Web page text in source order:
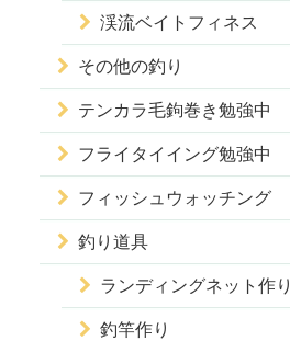
渓流ベイトフィネス
その他の釣り
テンカラ毛鉤巻き勉強中
フライタイイング勉強中
フィッシュウォッチング
釣り道具
ランディングネット作り
釣竿作り